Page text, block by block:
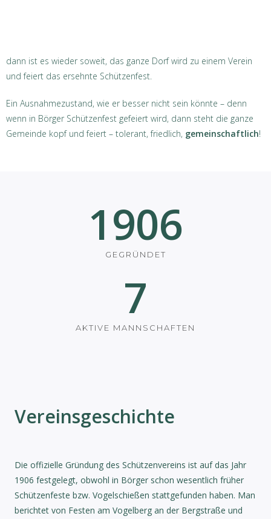
dann ist es wieder soweit, das ganze Dorf wird zu einem Verein
und feiert das ersehnte Schützenfest.
Ein Ausnahmezustand, wie er besser nicht sein könnte – denn
wenn in Börger Schützenfest gefeiert wird, dann steht die ganze
Gemeinde kopf und feiert – tolerant, friedlich, gemeinschaftlich!
1906
GEGRÜNDET
7
AKTIVE MANNSCHAFTEN
Vereinsgeschichte
Die offizielle Gründung des Schützenvereins ist auf das Jahr
1906 festgelegt, obwohl in Börger schon wesentlich früher
Schützenfeste bzw. Vogelschießen stattgefunden haben. Man
berichtet von Festen am Vogelberg an der Bergstraße und